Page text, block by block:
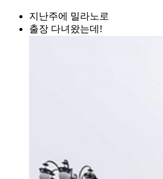
지난주에 밀라노로
출장 다녀왔는데!